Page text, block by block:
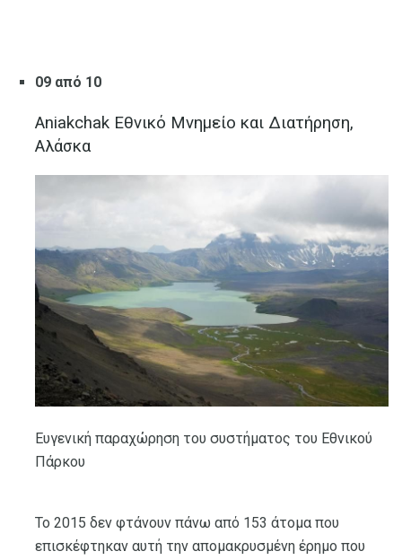
09 από 10
Aniakchak Εθνικό Μνημείο και Διατήρηση,
Αλάσκα
Ευγενική παραχώρηση του συστήματος του Εθνικού
Πάρκου
Το 2015 δεν φτάνουν πάνω από 153 άτομα που
επισκέφτηκαν αυτή την απομακρυσμένη έρημο που